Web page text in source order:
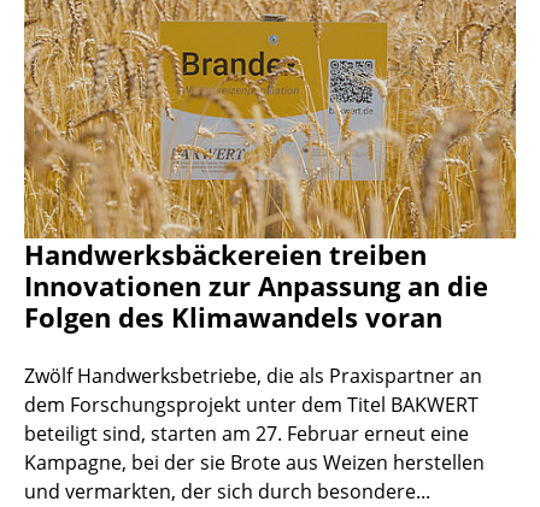
Handwerksbäckereien treiben
Innovationen zur Anpassung an die
Folgen des Klimawandels voran
Zwölf Handwerksbetriebe, die als Praxispartner an
dem Forschungsprojekt unter dem Titel BAKWERT
beteiligt sind, starten am 27. Februar erneut eine
Kampagne, bei der sie Brote aus Weizen herstellen
und vermarkten, der sich durch besondere...